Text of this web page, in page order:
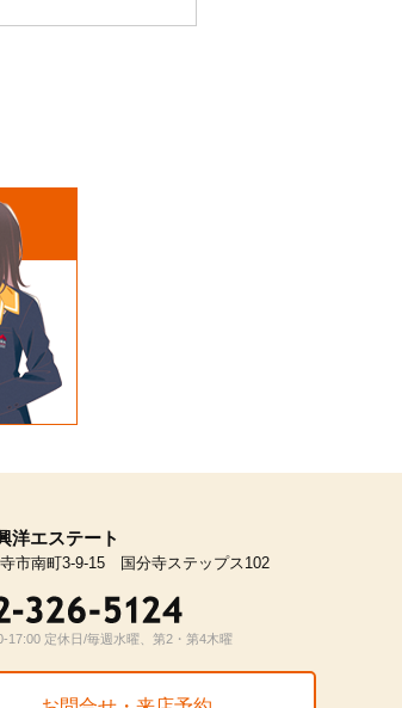
洋エステート
市南町3-9-15 国分寺ステップス102
17:00 定休日/毎週水曜、第2・第4木曜